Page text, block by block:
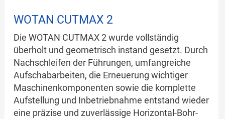
WOTAN CUTMAX 2
Die WOTAN CUTMAX 2 wurde vollständig
überholt und geometrisch instand gesetzt. Durch
Nachschleifen der Führungen, umfangreiche
Aufschabarbeiten, die Erneuerung wichtiger
Maschinenkomponenten sowie die komplette
Aufstellung und Inbetriebnahme entstand wieder
eine präzise und zuverlässige Horizontal-Bohr-